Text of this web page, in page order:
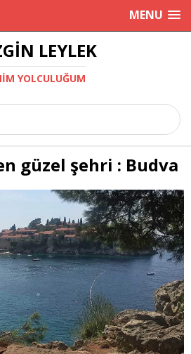
MENU
LEYLEK
YOLCULUĞUM
güzel şehri : Budva